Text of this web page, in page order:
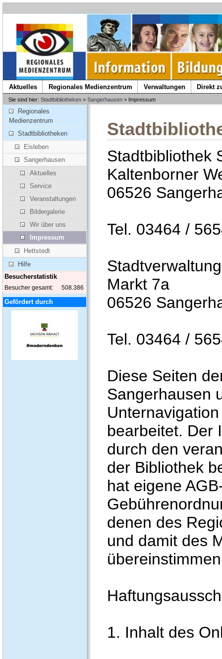
Aktuelles Regionales Medienzentrum Verwaltungen Direkt
Sie sind hier: Stadtbibliotheken> Sangerhausen> Impressum
Regionales
Medienzentrum
Stadtbibliotheken
Eisleben
Sangerhausen
Aktuelles
Service
Veranstaltungen
Bildergalerie
Wir über uns
Impressum
Hettstedt
Hilfe
Besucherstatistik
Besucher gesamt: 508.386
Gefördert durch
Stadtbibliothek
Kaltenborner
06526
Tel. 03464 /
Stadtverwaltung
Markt 7a
06526
Tel. 03464 /
Diese Seiten
Sangerhausen
bearbeitet. Der
durch den
der Bibliothek
hat eigene
denen des
und damit des
1. Inhalt des